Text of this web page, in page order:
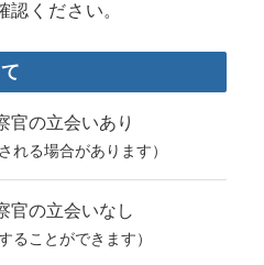
認ください。
官の立会いあり
れる場合があります）
官の立会いなし
ることができます）